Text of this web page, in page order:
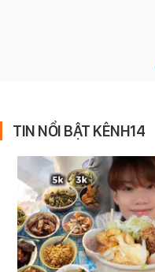
TIN NỔI BẬT KÊNH14